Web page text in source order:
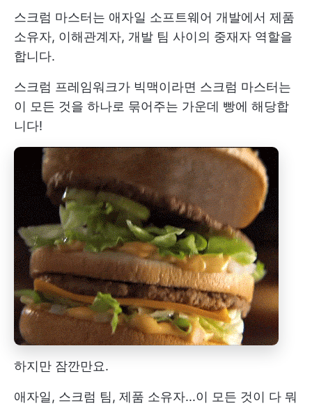
스크럼 마스터는 애자일 소프트웨어 개발에서 제품
소유자, 이해관계자, 개발 팀 사이의 중재자 역할을
합니다.
스크럼 프레임워크가 빅맥이라면 스크럼 마스터는
이 모든 것을 하나로 묶어주는 가운데 빵에 해당합
니다!
하지만 잠깐만요.
애자일, 스크럼 팀, 제품 소유자...이 모든 것이 다 뭐